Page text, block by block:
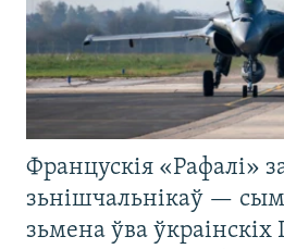
Францускія «Рафалі»
зьнішчальнікаў —
зьмена ўва